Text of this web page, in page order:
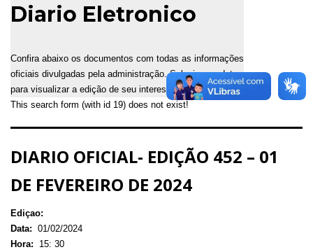
Diario Eletronico
Confira abaixo os documentos com todas as informações
oficiais divulgadas pela administração. Selecione a data
para visualizar a edição de seu interesse.
This search form (with id 19) does not exist!
DIARIO OFICIAL- EDIÇÃO 452 – 01
DE FEVEREIRO DE 2024
Ediçao:
Data: 01/02/2024
Hora:
15: 30